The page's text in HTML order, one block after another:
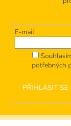
E-mail
potřebných
PŘIHLÁSIT SE
Z